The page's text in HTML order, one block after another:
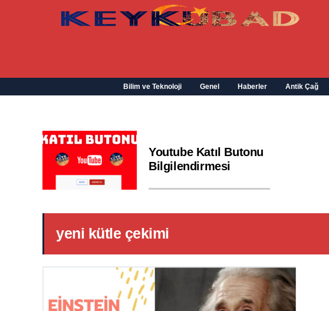
Bilim ve Teknoloji Genel Haberler Antik Çağ
Youtube Katıl Butonu
Bilgilendirmesi
yeni kütle çekimi